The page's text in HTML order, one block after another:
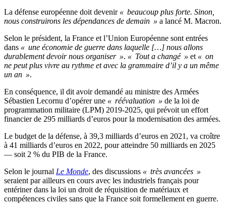
La défense européenne doit devenir « beaucoup plus forte. Sinon,
nous construirons les dépendances de demain » a lancé M. Macron.
Selon le président, la France et l’Union Européenne sont entrées
dans « une économie de guerre dans laquelle […] nous allons
durablement devoir nous organiser ». « Tout a changé » et « on
ne peut plus vivre au rythme et avec la grammaire d’il y a un même
un an ».
En conséquence, il dit avoir demandé au ministre des Armées
Sébastien Lecornu d’opérer une « réévaluation » de la loi de
programmation militaire (LPM) 2019-2025, qui prévoit un effort
financier de 295 milliards d’euros pour la modernisation des armées.
Le budget de la défense, à 39,3 milliards d’euros en 2021, va croître
à 41 milliards d’euros en 2022, pour atteindre 50 milliards en 2025
— soit 2 % du PIB de la France.
Selon le journal Le Monde, des discussions « très avancées »
seraient par ailleurs en cours avec les industriels français pour
entériner dans la loi un droit de réquisition de matériaux et
compétences civiles sans que la France soit formellement en guerre.